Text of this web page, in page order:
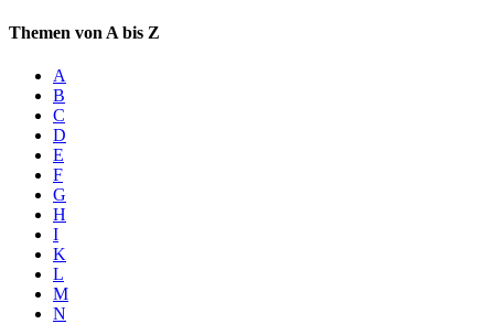
Themen von A bis Z
A
B
C
D
E
F
G
H
I
K
L
M
N